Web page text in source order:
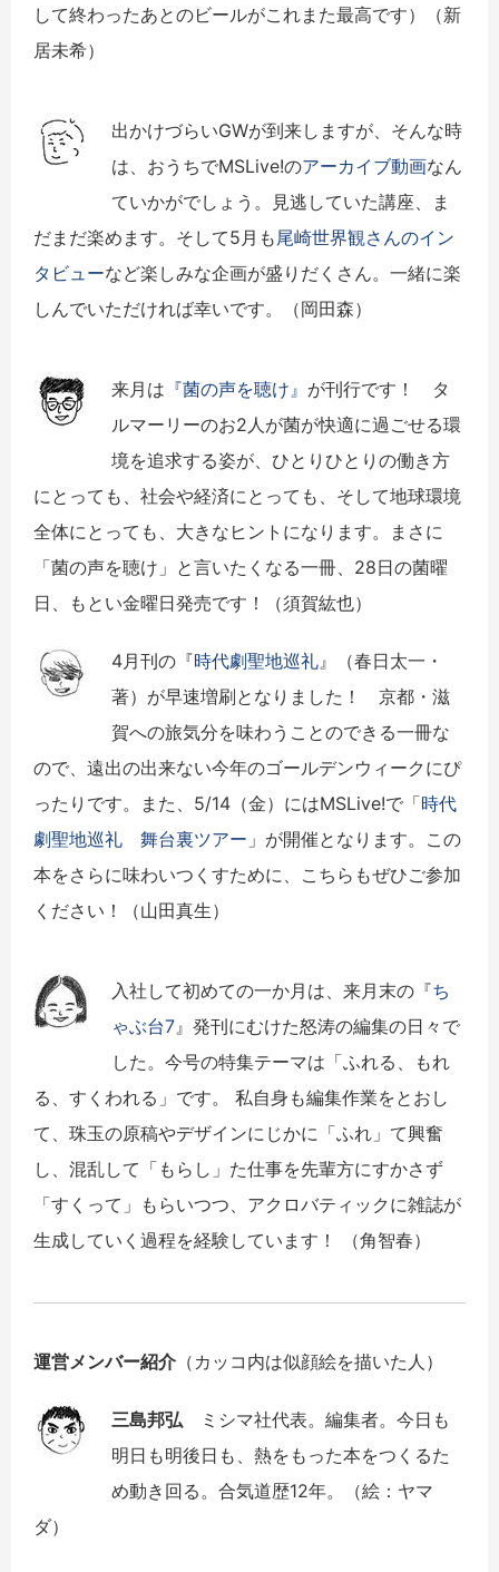
して終わったあとのビールがこれまた最高です）（新
居未希）
出かけづらいGWが到来しますが、そんな時
は、おうちでMSLive!のアーカイブ動画なん
ていかがでしょう。見逃していた講座、ま
だまだ楽めます。そして5月も尾崎世界観さんのイン
タビューなど楽しみな企画が盛りだくさん。一緒に楽
しんでいただければ幸いです。（岡田森）
来月は 『菌の声を聴け』 が刊行です！ タ
ルマーリーのお2人が菌が快適に過ごせる環
境を追求する姿が、ひとりひとりの働き方
にとっても、社会や経済にとっても、そして地球環境
全体にとっても、大きなヒントになります。まさに
「菌の声を聴け」と言いたくなる一冊、28日の菌曜
日、もとい金曜日発売です！（須賀紘也）
4月刊の『時代劇聖地巡礼』（春日太一・
著）が早速増刷となりました！ 京都・滋
賀への旅気分を味わうことのできる一冊な
ので、遠出の出来ない今年のゴールデンウィークにぴ
ったりです。また、5/14（金）にはMSLive!で「時代
劇聖地巡礼 舞台裏ツアー 」が開催となります。この
本をさらに味わいつくすために、こちらもぜひご参加
ください！（山田真生）
入社して初めての一か月は、来月末の『ち
ゃぶ台7』発刊にむけた怒涛の編集の日々で
した。今号の特集テーマは「ふれる、もれ
る、すくわれる」です。 私自身も編集作業をとおし
て、珠玉の原稿やデザインにじかに「ふれ」て興奮
し、混乱して「もらし」た仕事を先輩方にすかさず
「すくって」もらいつつ、アクロバティックに雑誌が
生成していく過程を経験しています！ （角智春）
運営メンバー紹介 （カッコ内は似顔絵を描いた人）
三島邦弘 ミシマ社代表。編集者。今日も
明日も明後日も、熱をもった本をつくるた
め動き回る。合気道歴12年。（絵：ヤマ
ダ）